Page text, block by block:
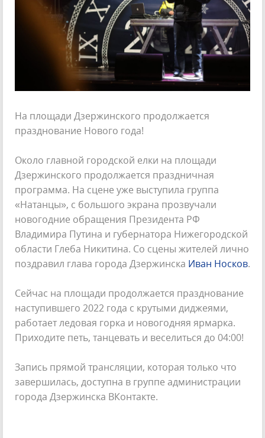
На площади Дзержинского продолжается
празднование Нового года!
Около главной городской елки на площади
Дзержинского продолжается праздничная
программа. На сцене уже выступила группа
«Натанцы», с большого экрана прозвучали
новогодние обращения Президента РФ
Владимира Путина и губернатора Нижегородской
области Глеба Никитина. Со сцены жителей лично
поздравил глава города Дзержинска Иван Носков.
Сейчас на площади продолжается празднование
наступившего 2022 года с крутыми диджеями,
работает ледовая горка и новогодняя ярмарка.
Приходите петь, танцевать и веселиться до 04:00!
Запись прямой трансляции, которая только что
завершилась, доступна в группе администрации
города Дзержинска ВКонтакте.